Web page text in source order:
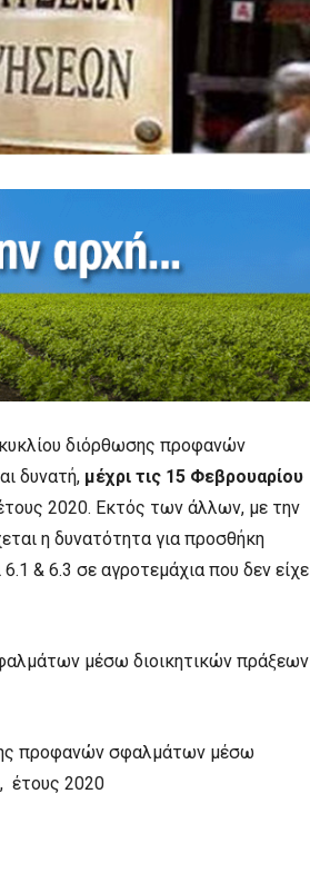
διόρθωσης προφανών
δυνατή, μέχρι τις 15 Φεβρουαρίου
2020. Εκτός των άλλων, με την
η δυνατότητα για προσθήκη
& 6.3 σε αγροτεμάχια που δεν είχε
μέσω διοικητικών πράξεων
προφανών σφαλμάτων μέσω
έτους 2020